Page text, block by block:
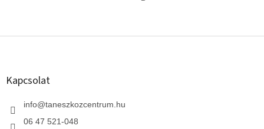
L
Kapcsolat
info@taneszkozcentrum.hu
06 47 521-048